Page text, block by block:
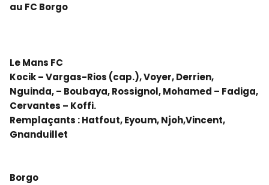
au FC Borgo
Le Mans FC
Kocik – Vargas-Rios (cap.), Voyer, Derrien,
Nguinda, – Boubaya, Rossignol, Mohamed – Fadiga,
Cervantes – Koffi.
Remplaçants : Hatfout, Eyoum, Njoh, Vincent,
Gnanduillet
Borgo